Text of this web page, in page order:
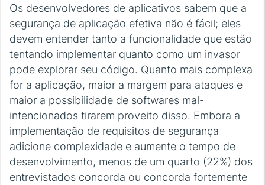
Os desenvolvedores de aplicativos sabem que a
segurança de aplicação efetiva não é fácil; eles
devem entender tanto a funcionalidade que estão
tentando implementar quanto como um invasor
pode explorar seu código. Quanto mais complexa
for a aplicação, maior a margem para ataques e
maior a possibilidade de softwares mal-
intencionados tirarem proveito disso. Embora a
implementação de requisitos de segurança
adicione complexidade e aumente o tempo de
desenvolvimento, menos de um quarto (22%) dos
entrevistados concorda ou concorda fortemente